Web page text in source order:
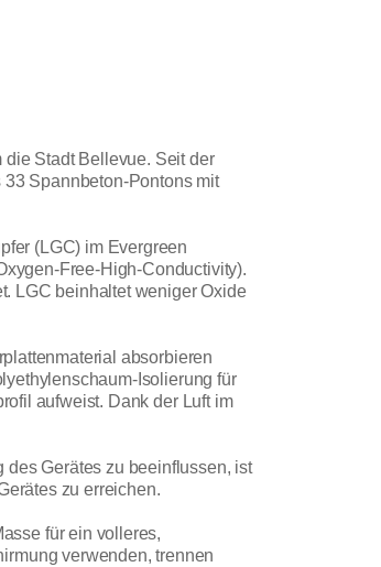
die Stadt Bellevue. Seit der
Spannbeton-Pontons mit
(LGC) im Evergreen
Free-High-Conductivity).
LGC beinhaltet weniger Oxide
absorbieren
Isolierung für
aufweist. Dank der Luft im
des Gerätes zu beeinflussen, ist
zu erreichen.
für ein volleres,
verwenden, trennen